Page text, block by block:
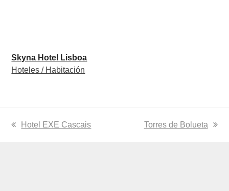
Skyna Hotel Lisboa
Hoteles / Habitación
previous
Hotel EXE Cascais
next
Torres de Bolueta